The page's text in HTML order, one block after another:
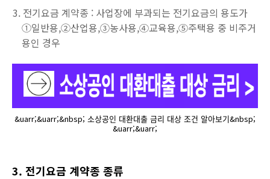
전기요금 계약종 : 사업장에 부과되는 전기요금의 용도가
①일반용,②산업용,③농사용,④교육용,⑤주택용 중 비주거
용인 경우
&uarr;&uarr;&nbsp; 소상공인 대환대출 금리 대상 조건 알아보기&nbsp;
&uarr;&uarr;
3. 전기요금 계약종 종류